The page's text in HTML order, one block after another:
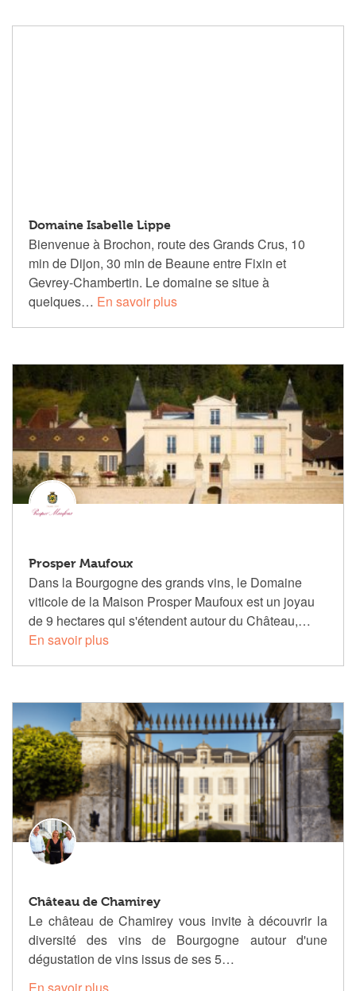
Domaine Isabelle Lippe
Bienvenue à Brochon, route des Grands Crus, 10
min de Dijon, 30 min de Beaune entre Fixin et
Gevrey-Chambertin. Le domaine se situe à
quelques… En savoir plus
Prosper Maufoux
Dans la Bourgogne des grands vins, le Domaine
viticole de la Maison Prosper Maufoux est un joyau
de 9 hectares qui s'étendent autour du Château,…
En savoir plus
Château de Chamirey
Le château de Chamirey vous invite à découvrir la
diversité des vins de Bourgogne autour d'une
dégustation de vins issus de ses 5…
En savoir plus